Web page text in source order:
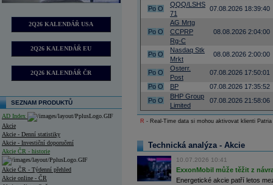
2Q26 KALENDÁŘ USA
2Q26 KALENDÁŘ EU
2Q26 KALENDÁŘ ČR
SEZNAM PRODUKTŮ
AD Index
Akcie
Akcie - Denní statistiky
Akcie - Investiční doporučení
Akcie ČR - historie
Akcie ČR - Týdenní přehled
Akcie online - ČR
Po O
QQQ/LSHS
71
07.08.2026 18:39:40
Po O
AG Mrtg
CCPRP
Rg-C
08.08.2026 2:04:00
Po O
Nasdaq Stk
Mrkt
08.08.2026 2:00:00
Po O
Osterr.
Post
07.08.2026 17:50:01
Po O BP
07.08.2026 17:35:52
Po O
BHP Group
Limited
07.08.2026 21:58:06
R - Real-Time data si mohou aktivovat klienti
Technická analýza - Akcie
10.07.2026 10:41
ExxonMobil může těžit z
Energetické akcie patří letos